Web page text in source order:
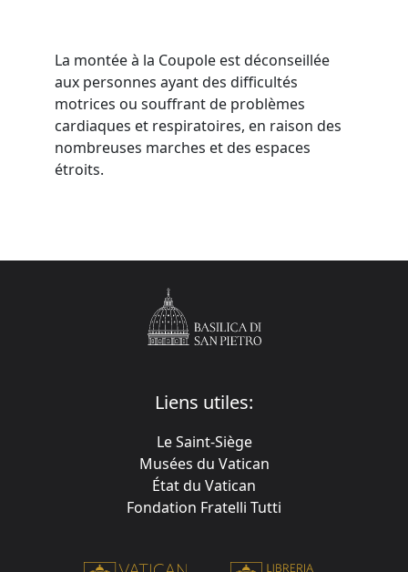
La montée à la Coupole est déconseillée
aux personnes ayant des difficultés
motrices ou souffrant de problèmes
cardiaques et respiratoires, en raison des
nombreuses marches et des espaces
étroits.
Liens utiles:
Le Saint-Siège
Musées du Vatican
État du Vatican
Fondation Fratelli Tutti